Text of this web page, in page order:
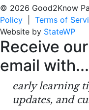
© 2026 Good2Know
Policy
Terms of
Website by StateWP
Receive our
email with...
early learning
updates, and